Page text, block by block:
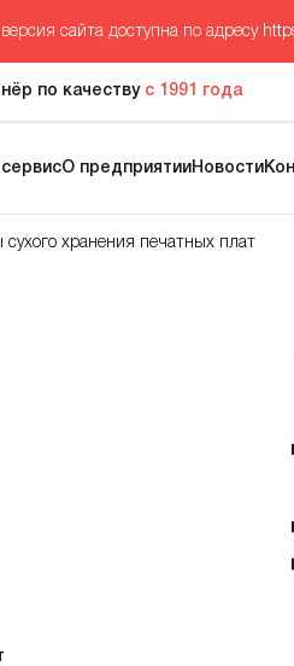
сайта доступна по адресу
по качествус 1991 года
сервисО предприятииНовости
хранения печатных плат